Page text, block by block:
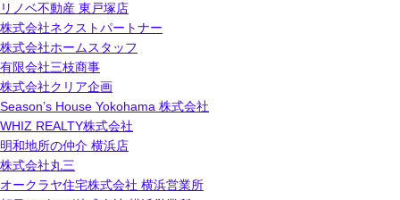
リノベ不動産 東戸塚店
株式会社ネクストパートナー
株式会社ホームスタッフ
有限会社三枝商事
株式会社クリア企画
Season’s House Yokohama 株式会社
WHIZ REALTY株式会社
明和地所の仲介 横浜店
株式会社丸三
オークラヤ住宅株式会社 横浜営業所